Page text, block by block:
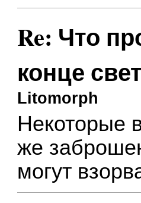
Re: Что
конце
Litomorph
Некоторые
же
могут